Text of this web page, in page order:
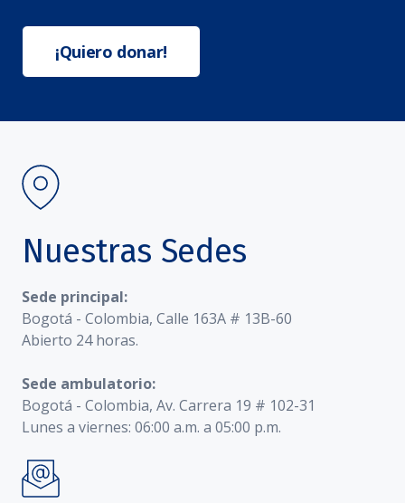
¡Quiero donar!
Nuestras Sedes
Sede principal:
Bogotá - Colombia, Calle 163A # 13B-60
Abierto 24 horas.
Sede ambulatorio:
Bogotá - Colombia, Av. Carrera 19 # 102-31
Lunes a viernes: 06:00 a.m. a 05:00 p.m.